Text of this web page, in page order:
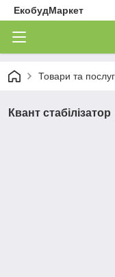
ЕкобудМаркет
Товари та
Квант стабілізатор